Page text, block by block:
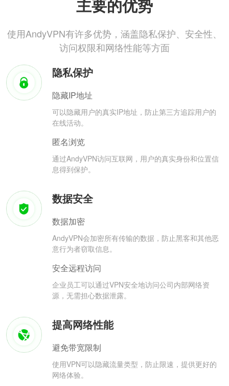
主要的优势
使用AndyVPN有许多优势，涵盖隐私保护、安全性、
访问权限和网络性能等方面
隐私保护
隐藏IP地址
可以隐藏用户的真实IP地址，防止第三方追踪用户的
在线活动。
匿名浏览
通过AndyVPN访问互联网，用户的真实身份和位置信
息得到保护。
数据安全
数据加密
AndyVPN会加密所有传输的数据，防止黑客和其他恶
意行为者窃取信息。
安全远程访问
企业员工可以通过VPN安全地访问公司内部网络资
源，无需担心数据泄露。
提高网络性能
避免带宽限制
使用VPN可以隐藏流量类型，防止限速，提供更好的
网络体验。